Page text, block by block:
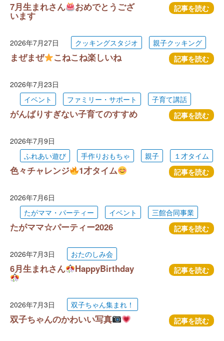
7月生まれさん おめでとうござ
います
記事を読む
2026年7月27日 クッキングスタジオ 親子クッキング
まぜまぜ こねこね楽しいね 記事を読む
2026年7月23日
イベント
ファミリー・サポート 子育て講話
がんばりすぎない子育てのすすめ 記事を読む
2026年7月9日
ふれあい遊び
手作りおもちゃ 親子 １才タイム
色々チャレンジ 1才タイム 記事を読む
2026年7月6日
たがママ・パーティー
イベント 三館合同事業
たがママ☆パーティー2026 記事を読む
2026年7月3日 おたのしみ会
6月生まれさん HappyBirthday 記事を読む
2026年7月3日 双子ちゃん集まれ！
双子ちゃんのかわいい写真 記事を読む